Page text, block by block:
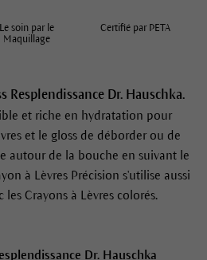
Resplendissance Dr. Hauschka.
et riche en hydratation pour
et le gloss de déborder ou de
autour de la bouche en suivant le
à Lèvres Précision s'utilise aussi
les Crayons à Lèvres colorés.
Dr. Hauschka
Le soin par le
Maquillage
Certifié par PETA